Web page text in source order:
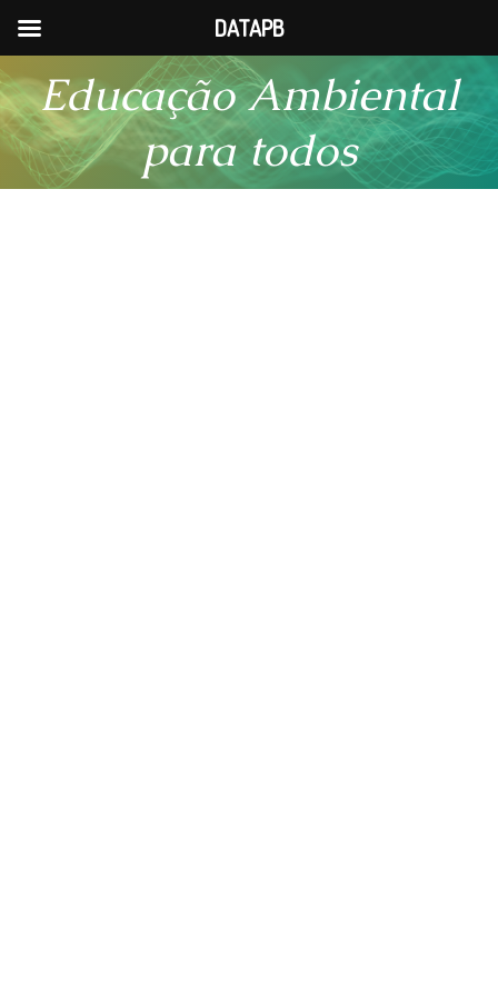
Pular
para
conteúdo
Educação Ambiental
para todos
DATAPB